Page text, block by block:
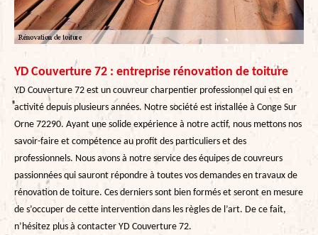
YD Couverture 72 : entreprise rénovation de toiture
YD Couverture 72 est un couvreur charpentier professionnel qui est en
activité depuis plusieurs années. Notre société est installée à Conge Sur
Orne 72290. Ayant une solide expérience à notre actif, nous mettons nos
savoir-faire et compétence au profit des particuliers et des
professionnels. Nous avons à notre service des équipes de couvreurs
passionnées qui sauront répondre à toutes vos demandes en travaux de
rénovation de toiture. Ces derniers sont bien formés et seront en mesure
de s’occuper de cette intervention dans les règles de l’art. De ce fait,
n’hésitez plus à contacter YD Couverture 72.